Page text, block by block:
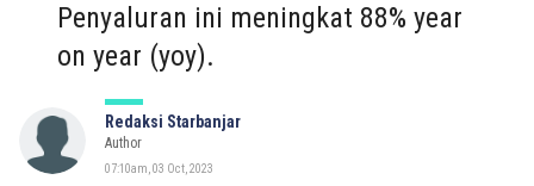
Penyaluran ini meningkat 88% year
on year (yoy).
Redaksi Starbanjar
Author
07:10am, 03 Oct, 2023